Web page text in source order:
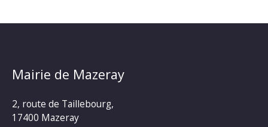
Mairie de Mazeray
2, route de Taillebourg,
17400 Mazeray